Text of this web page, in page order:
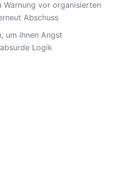
Warnung vor organisierten
Abschuss
um ihnen Angst
Logik